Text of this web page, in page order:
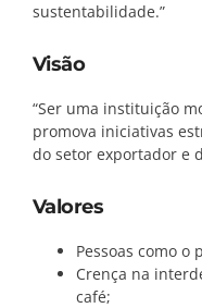
sustentabilidade.”
Visão
“Ser uma instituição
promova iniciativas
do setor exportador e
Valores
Pessoas como o
Crença na
café;